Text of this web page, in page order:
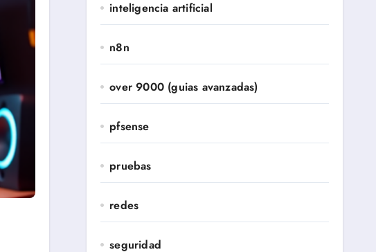
inteligencia artificial
n8n
over 9000 (guias avanzadas)
pfsense
pruebas
redes
seguridad